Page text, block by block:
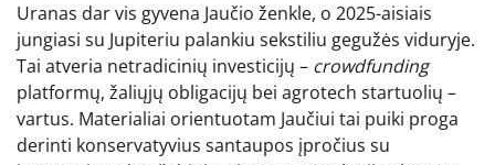
Uranas dar vis gyvena Jaučio ženkle, o 2025-aisiais
jungiasi su Jupiteriu palankiu sekstiliu gegužės viduryje.
Tai atveria netradicinių investicijų – crowdfunding
platformų, žaliųjų obligacijų bei agrotech startuolių –
vartus. Materialiai orientuotam Jaučiui tai puiki proga
derinti konservatyvius santaupos įpročius su